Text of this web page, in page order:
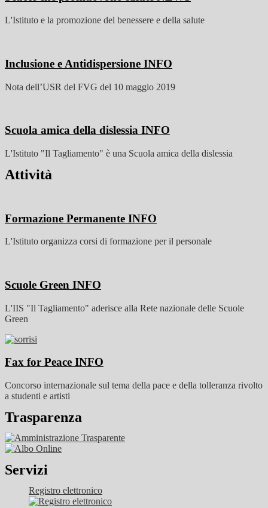
L'Istituto e la promozione del benessere e della salute
Inclusione e Antidispersione INFO
Nota dell’USR del FVG del 10 maggio 2019
Scuola amica della dislessia INFO
L'Istituto "Il Tagliamento" è una Scuola amica della dislessia
Attività
Formazione Permanente INFO
L'Istituto organizza corsi di formazione per il personale
Scuole Green INFO
L'IIS "Il Tagliamento" aderisce alla Rete nazionale delle Scuole
Green
Fax for Peace INFO
Concorso internazionale sul tema della pace e della tolleranza rivolto
a studenti e artisti
Trasparenza
Servizi
Registro elettronico